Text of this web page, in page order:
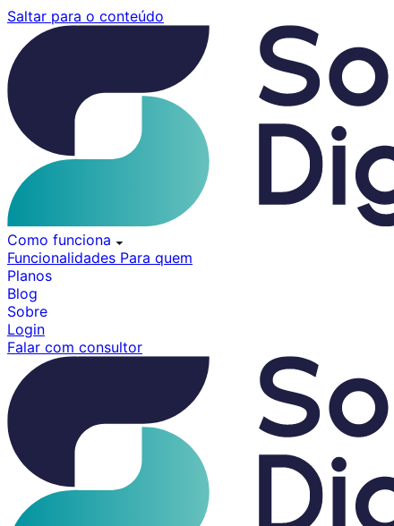
Pular
conteúdo
Saltar para o conteúdo
Como funciona
Funcionalidades Para quem
Planos
Blog
Sobre
Login
Falar com consultor